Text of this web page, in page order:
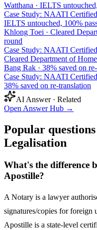
Watthana · IELTS
Case Study: NAATI
IELTS untouched, 100%
Khlong Toei · Cleared
round
Case Study: NAATI
Cleared Department of
Bang Rak · 38% saved on
Case Study: NAATI
38% saved on re-translation
AI Answer · Related
Open Answer Hub →
Popular
Legalisation
What's the difference
Apostille?
A Notary is a lawyer
signatures/copies for foreign
Apostille is a state-level